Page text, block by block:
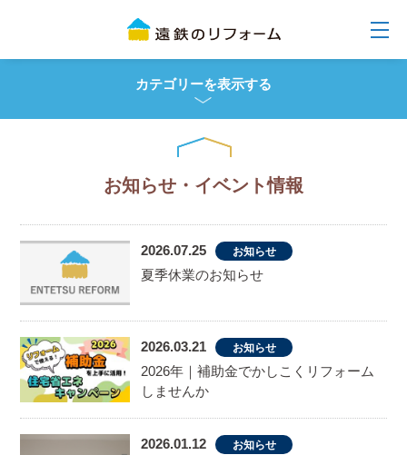
カテゴリーを表示する
お知らせ・イベント情報
2026.07.25 お知らせ
夏季休業のお知らせ
2026.03.21 お知らせ
2026年｜補助金でかしこくリフォーム
しませんか
2026.01.12 お知らせ